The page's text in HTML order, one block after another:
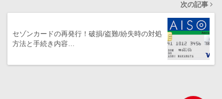
次の記事
セゾンカードの再発行！破損/盗難/紛失時の対処
方法と手続き内容…